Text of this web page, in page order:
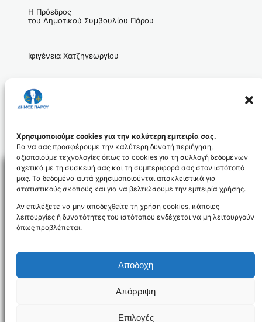
Χρησιμοποιούμε cookies για την καλύτερη εμπειρία σας.
Για να σας προσφέρουμε την καλύτερη δυνατή περιήγηση,
αξιοποιούμε τεχνολογίες όπως τα cookies για τη συλλογή δεδομένων
σχετικά με τη συσκευή σας και τη συμπεριφορά σας στον ιστότοπό
μας. Τα δεδομένα αυτά χρησιμοποιούνται αποκλειστικά για
στατιστικούς σκοπούς και για να βελτιώσουμε την εμπειρία χρήσης.
Αν επιλέξετε να μην αποδεχθείτε τη χρήση cookies, κάποιες
λειτουργίες ή δυνατότητες του ιστότοπου ενδέχεται να μη λειτουργούν
όπως προβλέπεται.
Αποδοχή
Απόρριψη
Επιλογές
Η Πρόεδρος
του Δημοτικού Συμβουλίου Πάρου
Ιφιγένεια Χατζηγεωργίου
NEWSLETTER
Δήλωση Προσβασιμότητας
Δήμος Πάρου